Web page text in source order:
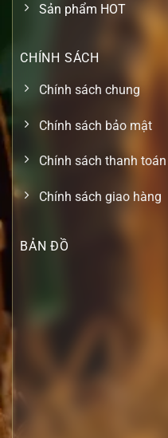
Sản phẩm HOT
CHÍNH SÁCH
Chính sách chung
Chính sách bảo mật
Chính sách thanh toán
Chính sách giao hàng
BẢN ĐỒ